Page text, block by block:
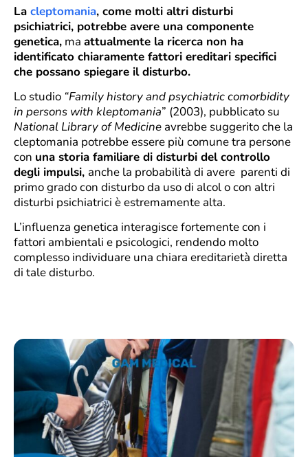
La cleptomania, come molti altri disturbi
psichiatrici, potrebbe avere una componente
genetica, ma attualmente la ricerca non ha
identificato chiaramente fattori ereditari specifici
che possano spiegare il disturbo.
Lo studio “Family history and psychiatric comorbidity
in persons with kleptomania” (2003), pubblicato su
National Library of Medicine avrebbe suggerito che la
cleptomania potrebbe essere più comune tra persone
con una storia familiare di disturbi del controllo
degli impulsi, anche la probabilità di avere parenti di
primo grado con disturbo da uso di alcol o con altri
disturbi psichiatrici è estremamente alta.
L’influenza genetica interagisce fortemente con i
fattori ambientali e psicologici, rendendo molto
complesso individuare una chiara ereditarietà diretta
di tale disturbo.